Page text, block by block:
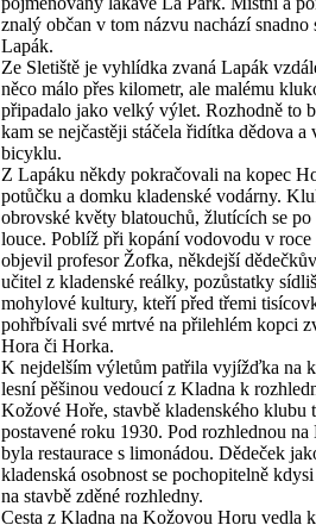
znalý občan v tom názvu nachází snadno
Lapák.
Ze Sletiště je vyhlídka zvaná Lapák
něco málo přes kilometr, ale malému
připadalo jako velký výlet. Rozhodně to
kam se nejčastěji stáčela řidítka dědova a
bicyklu.
Z Lapáku někdy pokračovali na kopec
potůčku a domku kladenské vodárny.
obrovské květy blatouchů, žlutících se po
louce. Poblíž při kopání vodovodu v roce
objevil profesor Žofka, někdejší
učitel z kladenské reálky, pozůstatky
mohylové kultury, kteří před třemi
pohřbívali své mrtvé na přilehlém kopci
Hora či Horka.
K nejdelším výletům patřila vyjížďka na
lesní pěšinou vedoucí z Kladna k
Kožové Hoře, stavbě kladenského klubu
postavené roku 1930. Pod rozhlednou
byla restaurace s limonádou. Dědeček
kladenská osobnost se pochopitelně
na stavbě zděné rozhledny.
Cesta z Kladna na Kožovou Horu vedla